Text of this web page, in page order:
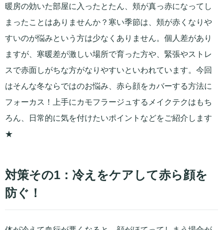
暖房の効いた部屋に入ったとたん、頬が真っ赤になってし
まったことはありませんか？寒い季節は、頬が赤くなりや
すいのが悩みという方は少なくありません。個人差があり
ますが、寒暖差が激しい場所で育った方や、緊張やストレ
スで赤面しがちな方がなりやすいといわれています。今回
はそんな冬ならではのお悩み、赤ら顔をカバーする方法に
フォーカス！上手にカモフラージュするメイクテクはもち
ろん、日常的に気を付けたいポイントなどをご紹介します
★
対策その1：冷えをケアして赤ら顔を
防ぐ！